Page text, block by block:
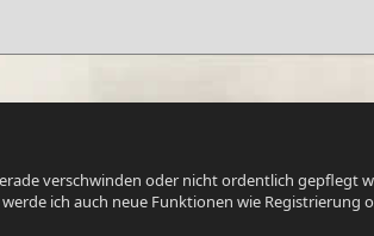
verschwinden oder nicht ordentlich
ich auch neue Funktionen wie